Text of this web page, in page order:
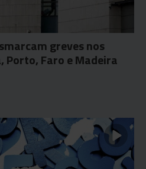
greves nos
Porto, Faro e Madeira